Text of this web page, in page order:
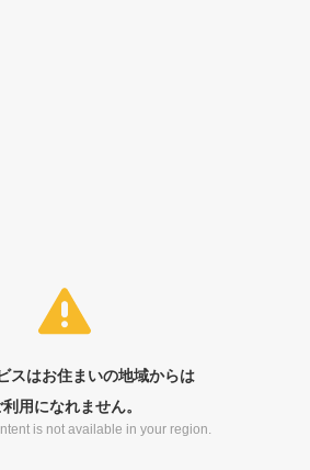
スはお住まいの地域からは
利用になれません。
is not available in your region.